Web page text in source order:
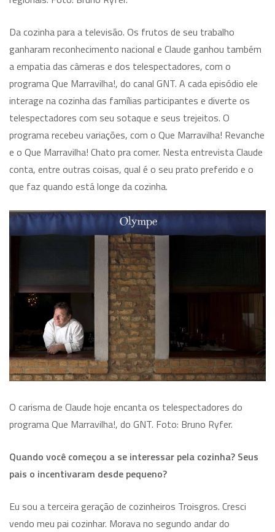
Da cozinha para a televisão. Os frutos de seu trabalho
ganharam reconhecimento nacional e Claude ganhou também
a empatia das câmeras e dos telespectadores, com o
programa Que Marravilha!, do canal GNT. A cada episódio ele
interage na cozinha das famílias participantes e diverte os
telespectadores com seu sotaque e seus trejeitos. O
programa recebeu variações, com o Que Marravilha! Revanche
e o Que Marravilha! Chato pra comer. Nesta entrevista Claude
conta, entre outras coisas, qual é o seu prato preferido e o
que faz quando está longe da cozinha.
O carisma de Claude hoje encanta os telespectadores do
programa Que Marravilha!, do GNT. Foto: Bruno Ryfer.
Quando você começou a se interessar pela cozinha? Seus
pais o incentivaram desde pequeno?
Eu sou a terceira geração de cozinheiros Troisgros. Cresci
vendo meu pai cozinhar. Morava no segundo andar do